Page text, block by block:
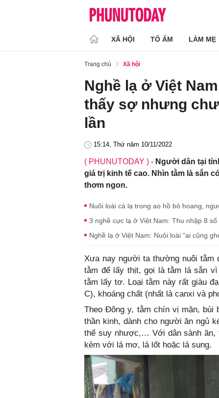
XÃ HỘI TỔ ẤM LÀM MẸ
Trang chủ Xã hội
Nghề lạ ở Việt
thấy sợ nhưng
lần
15:14, Thứ năm 10/11/2022
( PHUNUTODAY ) - Người dân tại
giá trị kinh tế cao. Nhìn tằm là sắn
thơm ngon.
Nuôi loài cá lạ trong ao hồ bỏ hoang,
3 nghề cực lạ ở Việt Nam: Thu nhập 8
Nghề lạ ở Việt Nam: Nuôi loài “ai cũng
Xưa nay người ta thường nuôi tằm
tằm để lấy thịt, gọi là tằm lá sắn
tằm lấy tơ. Loại tằm này rất giàu
C), khoáng chất (nhất là canxi và
Theo Đông y, tằm chín vị mặn, bùi
thần kinh, dành cho người ăn ngủ
thể suy nhược,… Với dân sành ăn,
kèm với lá mơ, lá lốt hoặc lá sung.